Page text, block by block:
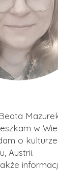
w
o
Austrii.